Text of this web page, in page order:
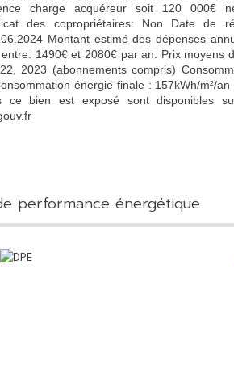
charge acquéreur soit 120 000€
des copropriétaires: Non Date de
Montant estimé des dépenses
1490€ et 2080€ par an. Prix moyens
2023 (abonnements compris)
énergie finale : 157kWh/m²/
ce bien est exposé sont disponibles
performance énergétique